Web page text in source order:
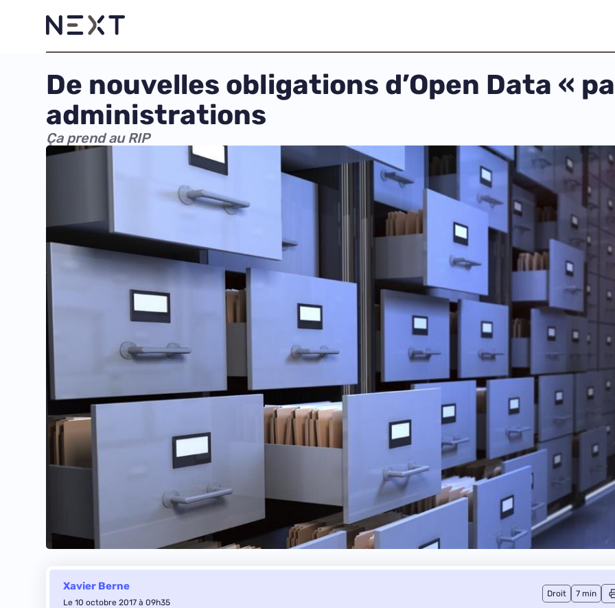
De nouvelles obligations d’Open Data «
administrations
Ça prend au RIP
Xavier Berne
Le 10 octobre 2017 à 09h35
Droit 7 min